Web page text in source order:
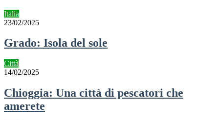
Italia
23/02/2025
Grado: Isola del sole
Città
14/02/2025
Chioggia: Una città di pescatori che
amerete